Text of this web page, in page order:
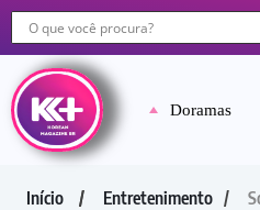
Doramas
Início Entretenimento